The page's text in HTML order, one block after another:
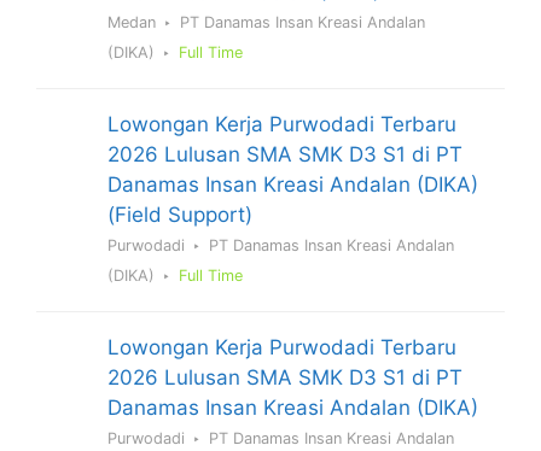
Medan
PT Danamas Insan Kreasi Andalan
(DIKA)
Full Time
Lowongan Kerja Purwodadi Terbaru
2026 Lulusan SMA SMK D3 S1 di PT
Danamas Insan Kreasi Andalan (DIKA)
(Field Support)
Purwodadi
PT Danamas Insan Kreasi Andalan
(DIKA)
Full Time
Lowongan Kerja Purwodadi Terbaru
2026 Lulusan SMA SMK D3 S1 di PT
Danamas Insan Kreasi Andalan (DIKA)
Purwodadi PT Danamas Insan Kreasi Andalan